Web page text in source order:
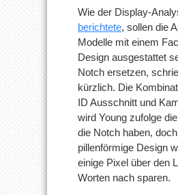
Wie der Display-
berichtete, sollen die
Modelle mit einem
Design ausgestattet
Notch ersetzen,
kürzlich. Die
ID Ausschnitt und
wird Young zufolge
die Notch haben,
pillenförmige Design
einige Pixel über den
Worten nach sparen.